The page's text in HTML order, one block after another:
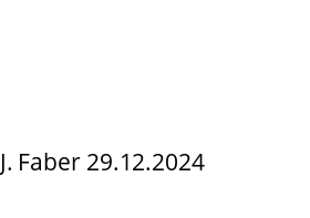
Faber 29.12.2024